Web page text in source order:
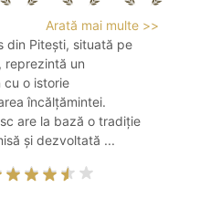
Arată mai multe >>
din Pitești, situată pe
reprezintă un
o istorie
încălțămintei.
are la bază o tradiție
și dezvoltată ...